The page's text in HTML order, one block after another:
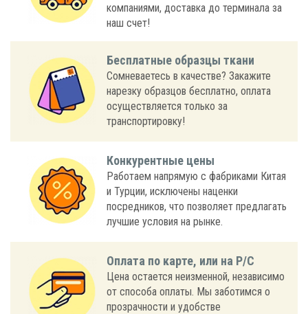
компаниями, доставка до терминала за
наш счет!
Бесплатные образцы ткани
Сомневаетесь в качестве? Закажите
нарезку образцов бесплатно, оплата
осуществляется только за
транспортировку!
Конкурентные цены
Работаем напрямую с фабриками Китая
и Турции, исключены наценки
посредников, что позволяет предлагать
лучшие условия на рынке.
Оплата по карте, или на Р/С
Цена остается неизменной, независимо
от способа оплаты. Мы заботимся о
прозрачности и удобстве